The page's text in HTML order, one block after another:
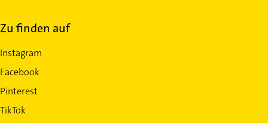
Zu finden auf
Instagram
Facebook
Pinterest
TikTok